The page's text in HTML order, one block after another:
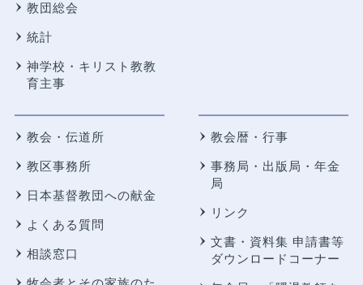
教団総会
統計
神学校・キリスト教教
育主事
教会・伝道所
教区事務所
日本基督教団への献金
よくある質問
相談窓口
教会暦・行事
事務局・出版局・年金
局
リンク
文書・資料集 申請書等
ダウンロードコーナー